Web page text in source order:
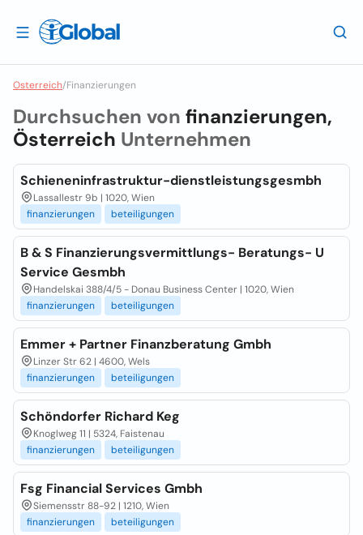
Osterreich/Finanzierungen
Durchsuchen von finanzierungen,
Österreich Unternehmen
Schieneninfrastruktur-dienstleistungsgesmbh
Lassallestr 9b | 1020, Wien
finanzierungen
beteiligungen
B & S Finanzierungsvermittlungs- Beratungs- U
Service Gesmbh
Handelskai 388/4/5 - Donau Business Center | 1020, Wien
finanzierungen
beteiligungen
Emmer + Partner Finanzberatung Gmbh
Linzer Str 62 | 4600, Wels
finanzierungen
beteiligungen
Schöndorfer Richard Keg
Knoglweg 11 | 5324, Faistenau
finanzierungen
beteiligungen
Fsg Financial Services Gmbh
Siemensstr 88-92 | 1210, Wien
finanzierungen
beteiligungen